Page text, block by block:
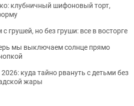
клубничный шифоновый торт,
грушей, но без груши: все в восторге
мы выключаем солнце прямо
куда тайно рвануть с детьми без
жары